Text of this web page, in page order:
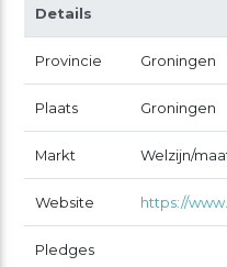
Details
Provincie Groningen
Plaats Groningen
Markt Welzijn/
Website https://
Pledges